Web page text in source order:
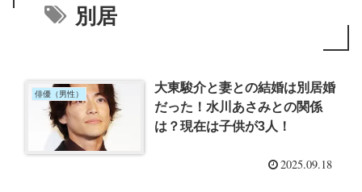
別居
俳優（男性）
大東駿介と妻との結婚は別居婚
だった！水川あさみとの関係
は？現在は子供が3人！
2025.09.18